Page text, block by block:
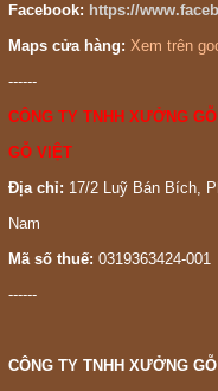
Facebook: https://
Maps cửa hàng: Xem trên
------
CÔNG TY TNHH XƯỞNG
GỖ VIỆT
Địa chỉ: 17/2 Luỹ Bán Bích,
Nam
Mã số thuế: 0319363424-001
------
CÔNG TY TNHH XƯỞNG